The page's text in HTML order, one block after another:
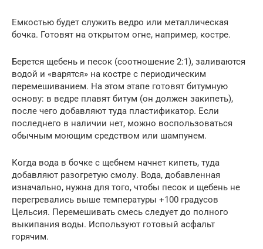
Емкостью будет служить ведро или металлическая
бочка. Готовят на открытом огне, например, костре.
Берется щебень и песок (соотношение 2:1), заливаются
водой и «варятся» на костре с периодическим
перемешиванием. На этом этапе готовят битумную
основу: в ведре плавят битум (он должен закипеть),
после чего добавляют туда пластификатор. Если
последнего в наличии нет, можно воспользоваться
обычным моющим средством или шампунем.
Когда вода в бочке с щебнем начнет кипеть, туда
добавляют разогретую смолу. Вода, добавленная
изначально, нужна для того, чтобы песок и щебень не
перегревались выше температуры +100 градусов
Цельсия. Перемешивать смесь следует до полного
выкипания воды. Используют готовый асфальт
горячим.